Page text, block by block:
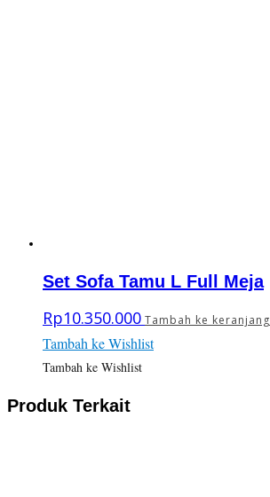
Set Sofa Tamu L Full Meja
Rp10.350.000 Tambah ke keranjang
Tambah ke Wishlist
Tambah ke Wishlist
Produk Terkait